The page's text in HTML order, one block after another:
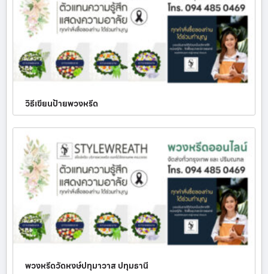
วิธีเขียนป้ายพวงหรีด
พวงหรีดวัดหงษ์ปทุมาวาส ปทุมธานี